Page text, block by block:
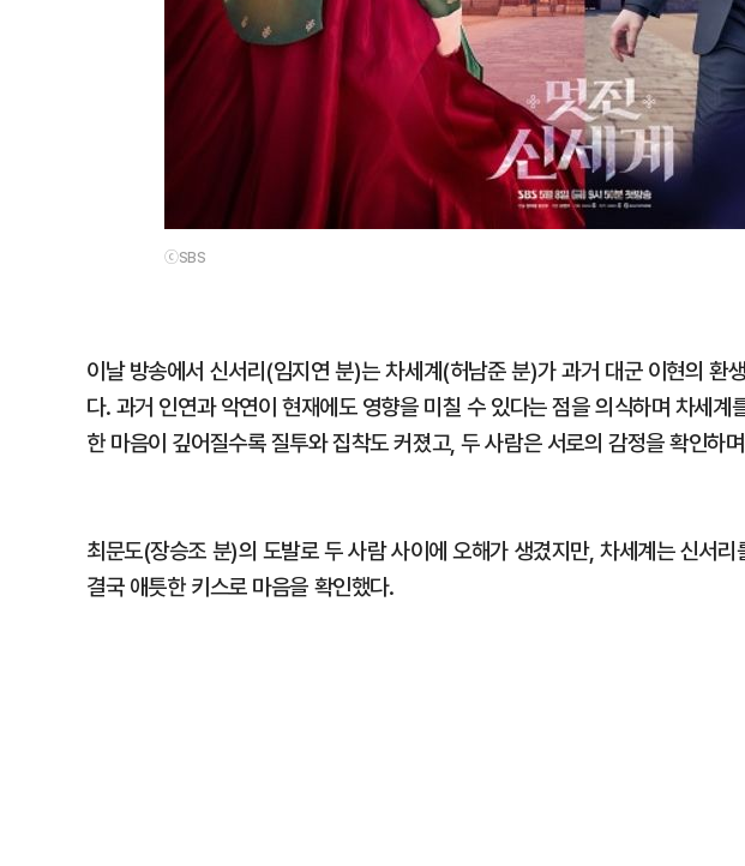
ⓒSBS
이날 방송에서 신서리(임지연 분)는 차세계(허남준 분)가 과거 대군 이현의 환
다. 과거 인연과 악연이 현재에도 영향을 미칠 수 있다는 점을 의식하며 차세
한 마음이 깊어질수록 질투와 집착도 커졌고, 두 사람은 서로의 감정을 확인하
최문도(장승조 분)의 도발로 두 사람 사이에 오해가 생겼지만, 차세계는 신서
결국 애틋한 키스로 마음을 확인했다.